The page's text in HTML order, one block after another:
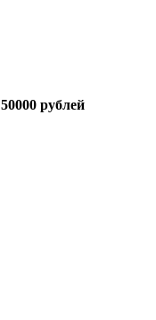
50000 рублей